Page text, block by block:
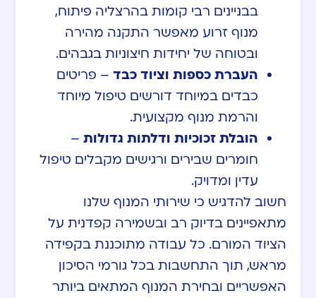
בבניינים רבי קומות בהרצליה פיתוח,
מנוף זרוע מאפשר התקנה מהירה
ובטוחה של יחידות חיצוניות בגבהים.
העברת כספות וציוד כבד – פריטים
כבדים במיוחד דורשים טיפול מיוחד
והרמת מנוף מקצועית.
הובלת זכוכיות ודלתות גדולות –
חומרים שבירים ורגישים מקבלים טיפול
עדין ומדויק.
חשוב להדגיש כי שירותי המנוף שלנו
מתאפיינים בדיוק רב ובשמירה קפדנית על
הציוד המורם. כל עבודה מתוכננת בקפידה
מראש, תוך התחשבות בכל גורמי הסיכון
האפשריים ובחירת המנוף המתאים ביותר